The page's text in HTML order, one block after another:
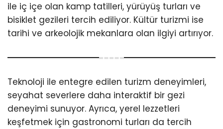
ile iç içe olan kamp tatilleri, yürüyüş turları ve
bisiklet gezileri tercih ediliyor. Kültür turizmi ise
tarihi ve arkeolojik mekanlara olan ilgiyi artırıyor.
Teknoloji ile entegre edilen turizm deneyimleri,
seyahat severlere daha interaktif bir gezi
deneyimi sunuyor. Ayrıca, yerel lezzetleri
keşfetmek için gastronomi turları da tercih